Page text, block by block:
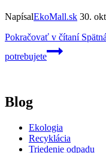
NapísalEkoMall.sk 30.
Pokračovať v čítaní
potrebujete
Blog
Ekologia
Recyklácia
Triedenie odpadu